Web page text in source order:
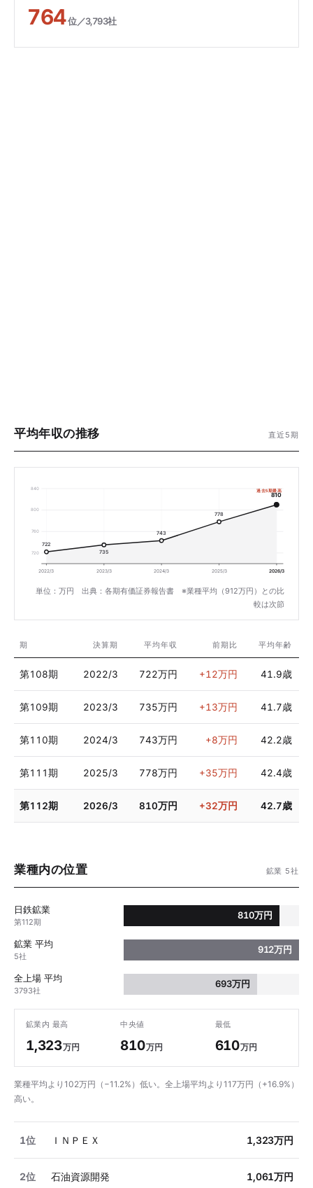
764位／3,793社
平均年収の推移 直近5期
840
800
760
720
722
735
743
778
810
過去5期最高
2022/3 2023/3 2024/3 2025/3 2026/3
単位：万円 出典：各期有価証券報告書 ※業種平均（912万円）との比
較は次節
期 決算期 平均年収 前期比 平均年齢
第108期 2022/3 722万円 +12万円 41.9歳
第109期 2023/3 735万円 +13万円 41.7歳
第110期 2024/3 743万円 +8万円 42.2歳
第111期 2025/3 778万円 +35万円 42.4歳
第112期 2026/3 810万円 +32万円 42.7歳
業種内の位置 鉱業 5社
日鉄鉱業
第112期
810万円
鉱業 平均
5社
912万円
全上場 平均
3793社
693万円
鉱業内 最高
1,323万円
中央値
810万円
最低
610万円
業種平均より102万円（−11.2%）低い。全上場平均より117万円（+16.9%）
高い。
1位 ＩＮＰＥＸ 1,323万円
2位 石油資源開発 1,061万円